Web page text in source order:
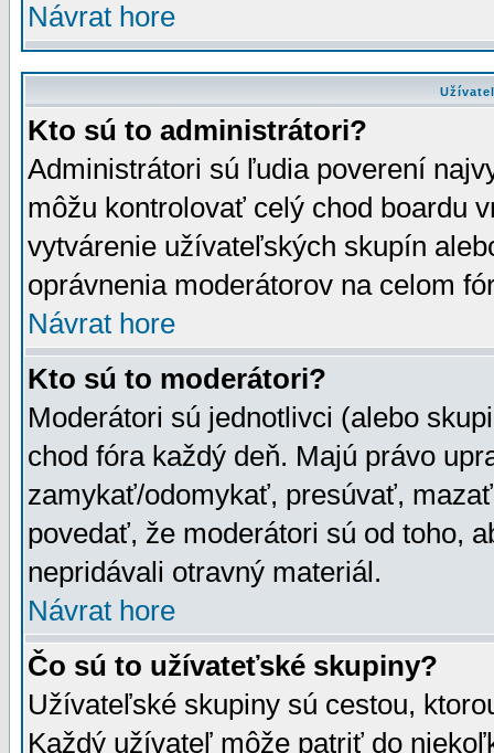
Návrat hore
Kto sú to administrátori?
Administrátori sú ľudia poverení
môžu kontrolovať celý chod boardu
vytvárenie užívateľských skupín
oprávnenia moderátorov na celom
Návrat hore
Kto sú to moderátori?
Moderátori sú jednotlivci (alebo
chod fóra každý deň. Majú právo
zamykať/odomykať, presúvať,
povedať, že moderátori sú od toho,
nepridávali otravný materiál.
Návrat hore
Čo sú to užívateťské skupiny?
Užívateľské skupiny sú cestou,
Každý užívateľ môže patriť do